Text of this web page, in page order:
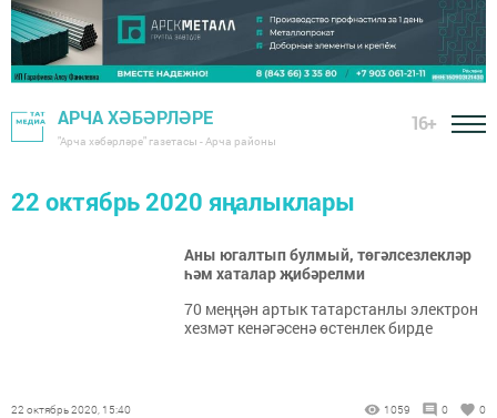
АРЧА ХӘБӘРЛӘРЕ
"Арча хәбәрләре" газетасы - Арча районы
16+
22 октябрь 2020 яңалыклары
Аны югалтып булмый, төгәлсезлекләр
һәм хаталар җибәрелми
70 меңңән артык татарстанлы электрон
хезмәт кенәгәсенә өстенлек бирде
22 октябрь 2020, 15:40 1059 0 0